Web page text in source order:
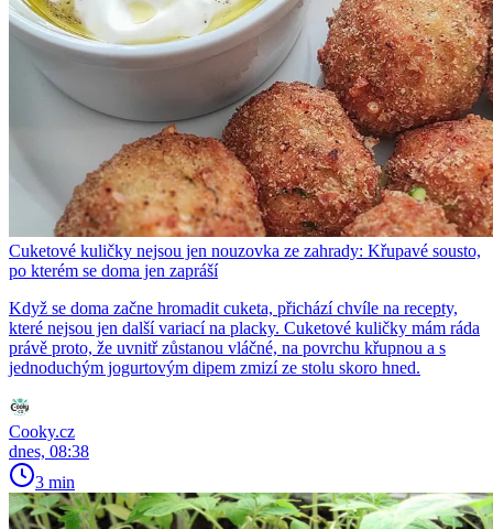
Cuketové kuličky nejsou jen nouzovka ze zahrady: Křupavé sousto,
po kterém se doma jen zapráší
Když se doma začne hromadit cuketa, přichází chvíle na recepty,
které nejsou jen další variací na placky. Cuketové kuličky mám ráda
právě proto, že uvnitř zůstanou vláčné, na povrchu křupnou a s
jednoduchým jogurtovým dipem zmizí ze stolu skoro hned.
Cooky.cz
dnes, 08:38
3 min